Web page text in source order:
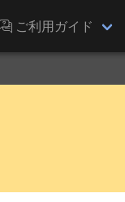
ご利用ガイド